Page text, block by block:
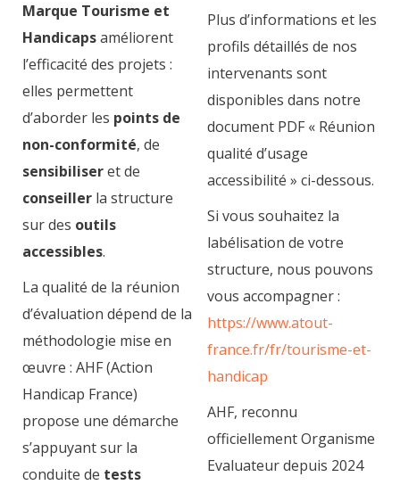
Marque Tourisme et
Handicapsaméliorent
l’efficacité des projets :
elles permettent
d’aborder les points de
non-conformité, de
sensibiliseret de
conseiller la structure
sur des outils
accessibles.
La qualité de la réunion
d’évaluation dépend de la
méthodologie mise en
œuvre : AHF (Action
Handicap France)
propose une démarche
s’appuyant sur la
conduite de tests
Plus d’informations et les
profils détaillés de nos
intervenants sont
disponibles dans notre
document PDF « Réunion
qualité d’usage
accessibilité » ci-dessous.
Si vous souhaitez la
labélisation de votre
structure, nous pouvons
vous accompagner :
https://www.atout-
france.fr/fr/tourisme-et-
handicap
AHF, reconnu
officiellement Organisme
Evaluateur depuis 2024